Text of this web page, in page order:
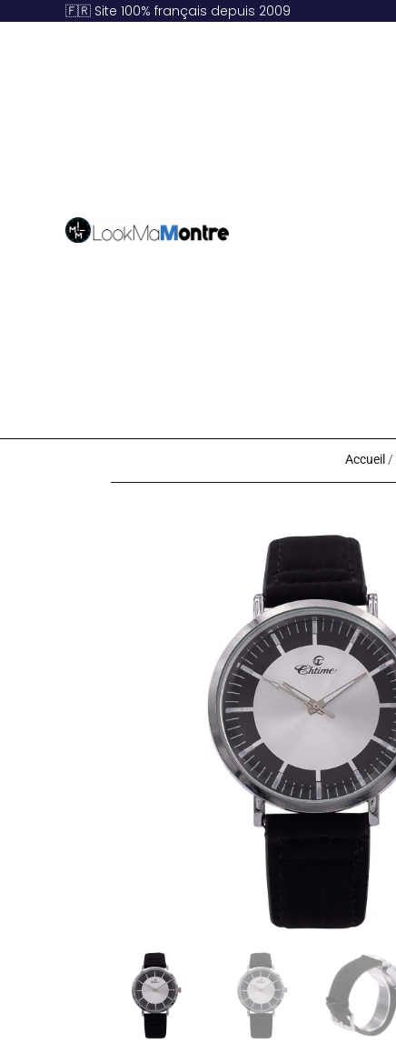
🇫🇷 Site 100% français depuis 2009
Accueil /